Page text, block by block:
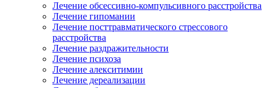
Лечение обсессивно-компульсивного расстройства
Лечение гипомании
Лечение посттравматического стрессового
расстройства
Лечение раздражительности
Лечение психоза
Лечение алекситимии
Лечение дереализации